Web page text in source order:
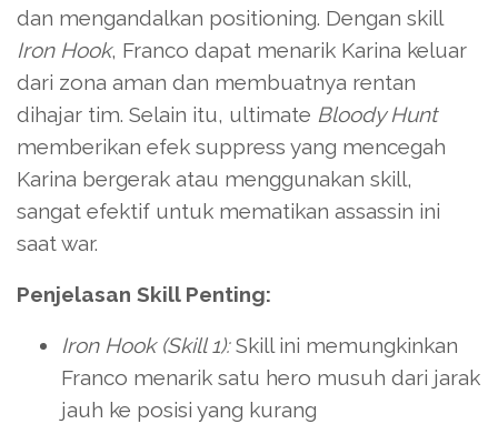
dan mengandalkan positioning. Dengan skill
Iron Hook, Franco dapat menarik Karina keluar
dari zona aman dan membuatnya rentan
dihajar tim. Selain itu, ultimate Bloody Hunt
memberikan efek suppress yang mencegah
Karina bergerak atau menggunakan skill,
sangat efektif untuk mematikan assassin ini
saat war.
Penjelasan Skill Penting:
Iron Hook (Skill 1):Skill ini memungkinkan
Franco menarik satu hero musuh dari jarak
jauh ke posisi yang kurang